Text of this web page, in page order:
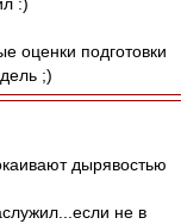
оценки подготовки
;)
дырявостью
не в